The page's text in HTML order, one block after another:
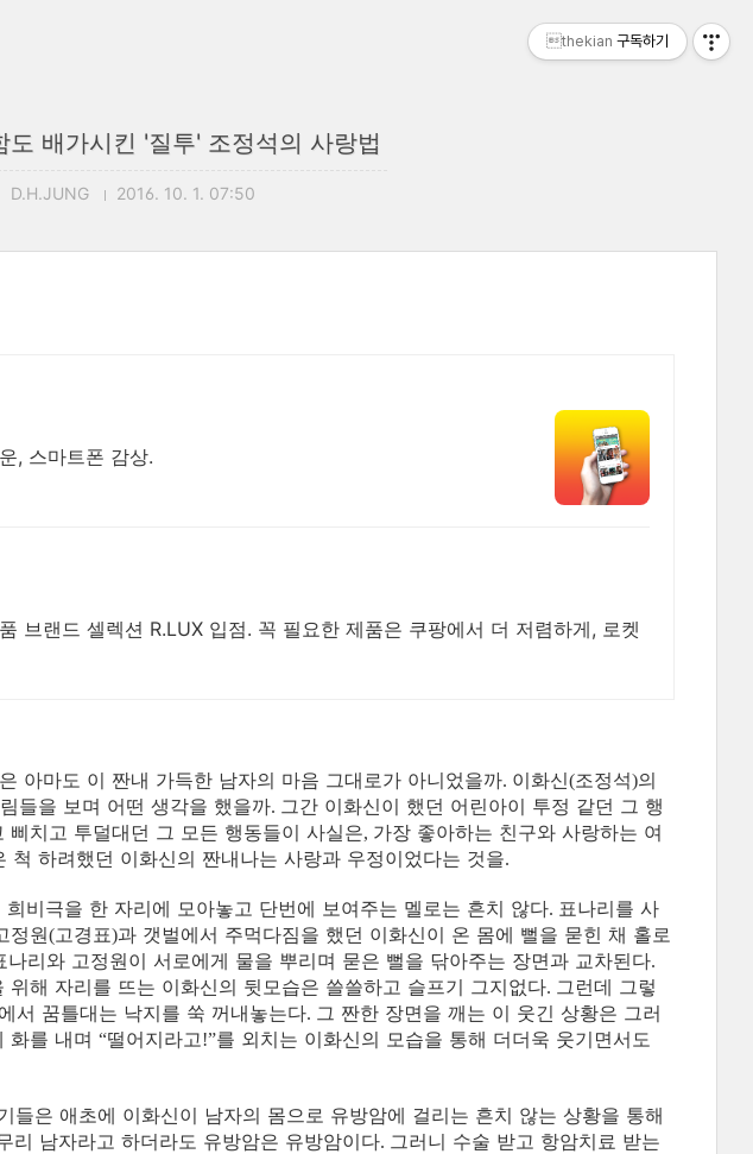
도 배가시킨 '질투' 조정석의 사랑법
D.H.JUNG 2016. 10. 1. 07:50
, 스마트폰 감상.
브랜드 셀렉션 R.LUX 입점. 꼭 필요한 제품은 쿠팡에서 더 저렴하게, 로켓
아마도 이 짠내 가득한 남자의 마음 그대로가 아니었을까. 이화신(조정석)의
들을 보며 어떤 생각을 했을까. 그간 이화신이 했던 어린아이 투정 같던 그 행
삐치고 투덜대던 그 모든 행동들이 사실은, 가장 좋아하는 친구와 사랑하는 여
하려했던 이화신의 짠내나는 사랑과 우정이었다는 것을.
희비극을 한 자리에 모아놓고 단번에 보여주는 멜로는 흔치 않다. 표나리를 사
정원(고경표)과 갯벌에서 주먹다짐을 했던 이화신이 온 몸에 뻘을 묻힌 채 홀로
나리와 고정원이 서로에게 물을 뿌리며 묻은 뻘을 닦아주는 장면과 교차된다.
위해 자리를 뜨는 이화신의 뒷모습은 쓸쓸하고 슬프기 그지없다. 그런데 그렇
서 꿈틀대는 낙지를 쑥 꺼내놓는다. 그 짠한 장면을 깨는 이 웃긴 상황은 그러
화를 내며 “떨어지라고!”를 외치는 이화신의 모습을 통해 더더욱 웃기면서도
들은 애초에 이화신이 남자의 몸으로 유방암에 걸리는 흔치 않는 상황을 통해
리 남자라고 하더라도 유방암은 유방암이다. 그러니 수술 받고 항암치료 받는
thekian 구독하기